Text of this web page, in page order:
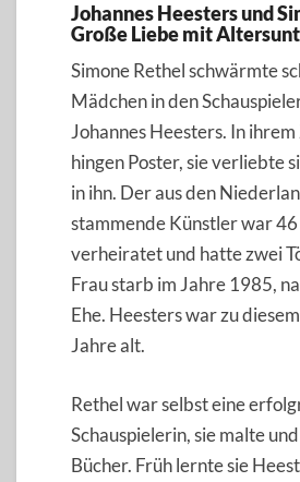
Johannes Heesters und
Große Liebe mit
Simone Rethel schwärmte
Mädchen in den
Johannes Heesters. In
hingen Poster, sie verliebte
in ihn. Der aus den
stammende Künstler war
verheiratet und hatte zwei
Frau starb im Jahre 1985,
Ehe. Heesters war zu
Jahre alt.
Rethel war selbst eine
Schauspielerin, sie malte
Bücher. Früh lernte sie